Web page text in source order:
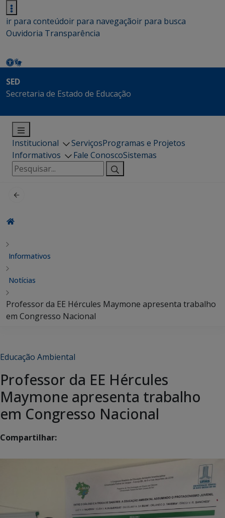
ir para conteúdoir para navegaçãoir para busca
Ouvidoria Transparência
SED
Secretaria de Estado de Educação
Institucional ServiçosProgramas e Projetos
Informativos
Fale ConoscoSistemas
Pesquisar
por:
Informativos
Notícias
Professor da EE Hércules Maymone apresenta trabalho
em Congresso Nacional
Educação Ambiental
Professor da EE Hércules
Maymone apresenta trabalho
em Congresso Nacional
Compartilhar: